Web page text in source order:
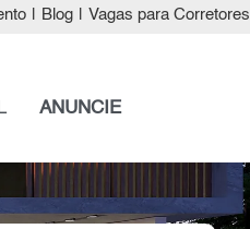
Blog Vagas para Corretores
ANUNCIE